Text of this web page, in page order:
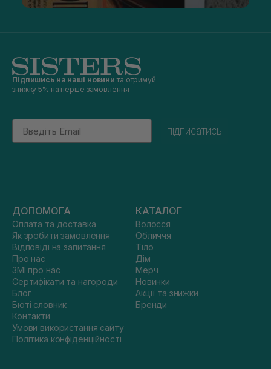
Підпишись на наші новини та отримуй
знижку 5% на перше замовлення
Email
підписатись
ДОПОМОГА
Оплата та доставка
Як зробити замовлення
Відповіді на запитання
Про нас
ЗМІ про нас
Сертифікати та нагороди
Блог
Бюті словник
Контакти
Умови використання сайту
Політика конфіденційності
КАТАЛОГ
Волосся
Обличчя
Тіло
Дім
Мерч
Новинки
Акції та знижки
Бренди